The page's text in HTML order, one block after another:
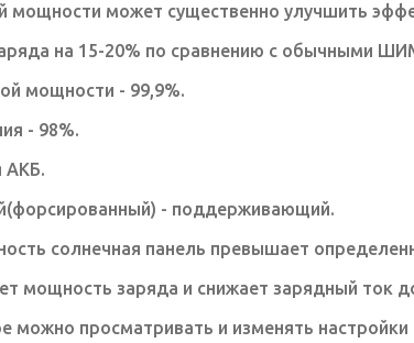
может существенно улучшить
на 15-20% по сравнению с обычными
мощности - 99,9%.
- 98%.
АКБ.
- поддерживающий.
солнечная панель превышает
мощность заряда и снижает зарядный ток
просматривать и изменять настройки